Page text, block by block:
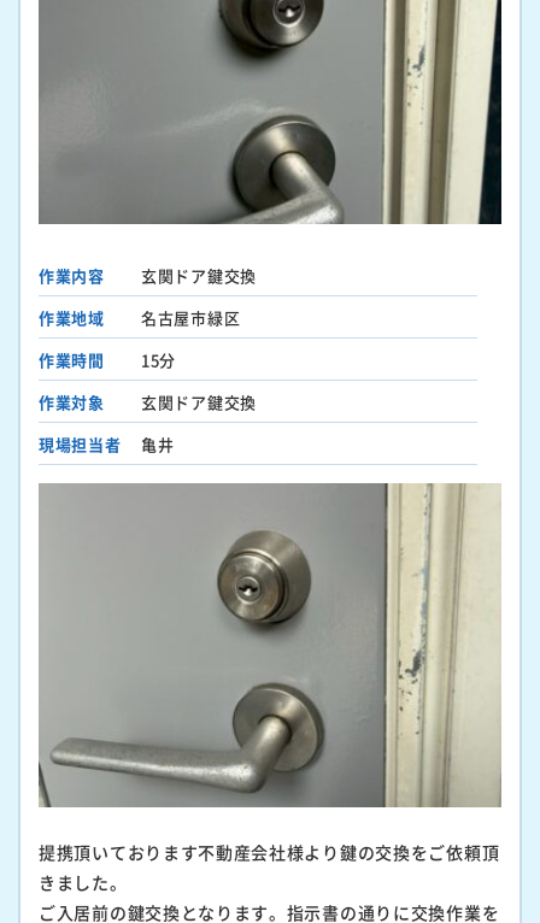
作業内容
玄関ドア鍵交換
作業地域
名古屋市緑区
作業時間
15分
作業対象
玄関ドア鍵交換
現場担当者
亀井
提携頂いております不動産会社様より鍵の交換をご依頼頂
きました。
ご入居前の鍵交換となります。指示書の通りに交換作業を